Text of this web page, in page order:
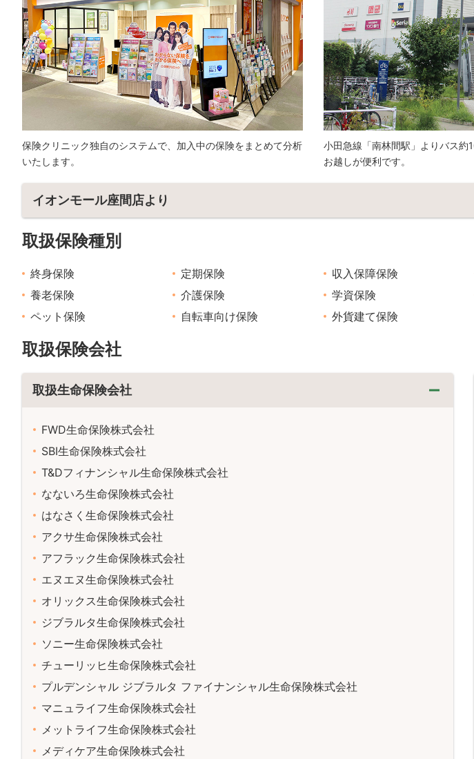
保険クリニック独自のシステムで、加入中の保険をまとめて分析
いたします。
小田急線「南林間駅」よりバス約
お越しが便利です。
イオンモール座間店より
取扱保険種別
終身保険 定期保険 収入保障保険
養老保険
介護保険 学資保険
ペット保険
自転車向け保険 外貨建て保険
取扱保険会社
取扱生命保険会社
FWD生命保険株式会社
SBI生命保険株式会社
T&Dフィナンシャル生命保険株式会社
なないろ生命保険株式会社
はなさく生命保険株式会社
アクサ生命保険株式会社
アフラック生命保険株式会社
エヌエヌ生命保険株式会社
オリックス生命保険株式会社
ジブラルタ生命保険株式会社
ソニー生命保険株式会社
チューリッヒ生命保険株式会社
プルデンシャル ジブラルタ ファイナンシャル生命保険株式会社
マニュライフ生命保険株式会社
メットライフ生命保険株式会社
メディケア生命保険株式会社